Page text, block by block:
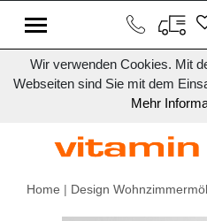
Wir verwenden Cookies. Mit
Webseiten sind Sie mit dem
Mehr
Home | Design